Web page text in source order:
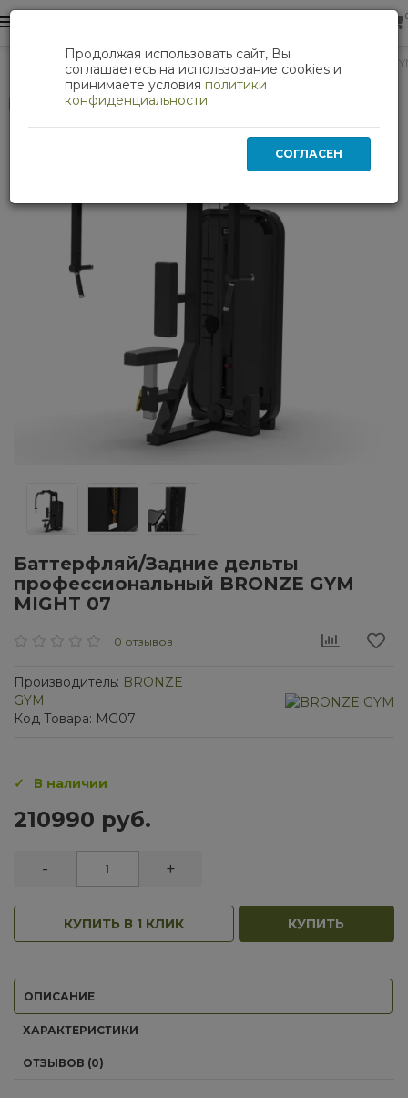
Баттерфляй/Задние дельты профессиональный BRONZE
Баттерфляй/Задние дельты
профессиональный BRONZE GYM
MIGHT 07
0 отзывов
Производитель: BRONZE
GYM
Код Товара: MG07
В наличии
210990 руб.
- +
КУПИТЬ В 1 КЛИК КУПИТЬ
ОПИСАНИЕ
ХАРАКТЕРИСТИКИ
ОТЗЫВОВ (0)
Продолжая использовать сайт, Вы
соглашаетесь на использование cookies и
принимаете условия политики
конфиденциальности.
СОГЛАСЕН